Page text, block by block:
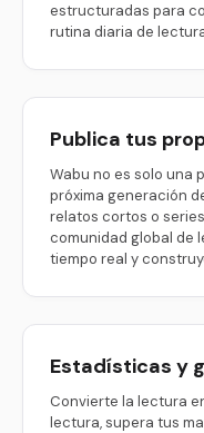
estructuradas para
rutina diaria de
Publica tus
Wabu no es solo una
próxima generación
relatos cortos o
comunidad global de
tiempo real y
Estadísticas y
Convierte la lectura
lectura, supera tus